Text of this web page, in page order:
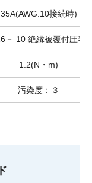
35A(AWG.10接続時)
－ 10 絶縁被覆付圧着
1.2(N・m)
汚染度：３